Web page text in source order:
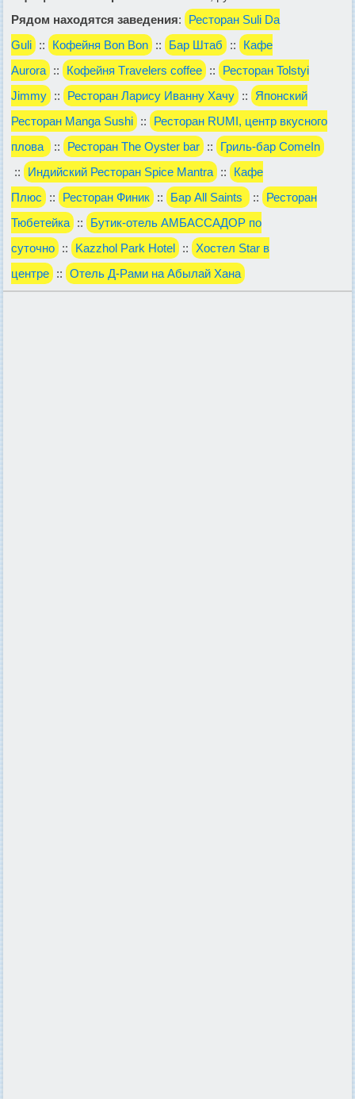
Рядом находятся заведения:
Ресторан Suli Da
Guli :: Кофейня Bon Bon :: Бар Штаб ::
Кафе
Aurora :: Кофейня Тravelers coffee ::
Ресторан Tolstyi
Jimmy :: Ресторан Ларису Иванну Хачу ::
Японский
Ресторан Manga Sushi ::
Ресторан RUMI, центр вкусного
плова
:: Ресторан The Oyster bar ::
Гриль-бар ComeIn
::
Индийский Ресторан Spice Mantra ::
Кафе
Плюс
:: Ресторан Финик :: Бар All Saints ::
Ресторан
Тюбетейка ::
Бутик-отель АМБАССАДОР по
суточно :: Kazzhol Park Hotel :: Хостел Star в
центре :: Отель Д-Рами на Абылай Хана